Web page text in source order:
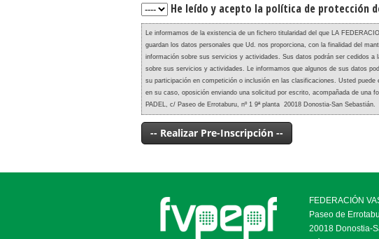
He leído y acepto la política de protección
Le informamos de la existencia de un fichero titularidad del que LA
guardan los datos personales que Ud. nos proporciona, con la finalidad del
información sobre sus servicios y actividades. Sus datos podrán ser cedidos
sobre sus servicios y actividades. Le informamos que algunos de sus datos
su participación en competición o inclusión en las clasificaciones. Usted
en su caso, oposición enviando una solicitud por escrito, acompañada de una
PADEL, c/ Paseo de Errotaburu, nº 1 9ª planta 20018 Donostia-San Sebastián.
-- Realizar Pre-Inscripción --
FEDERACIÓN
Paseo de
20018 Donostia-